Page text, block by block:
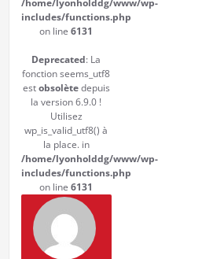
includes/functions.php
on line 6131
Deprecated: La
fonction seems_utf8
estobsolètedepuis
la version 6.9.0 !
Utilisez
wp_is_valid_utf8() à
la place. in
/home/lyonholddg/www/wp-
includes/functions.php
on line 6131